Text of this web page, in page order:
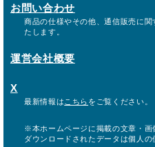
お問い合わせ
商品の仕様やその他、通信販売に関
たします。
運営会社概要
X
最新情報は こちら をご覧ください。
※本ホームページに掲載の文章・画
ダウンロードされたデータは個人の